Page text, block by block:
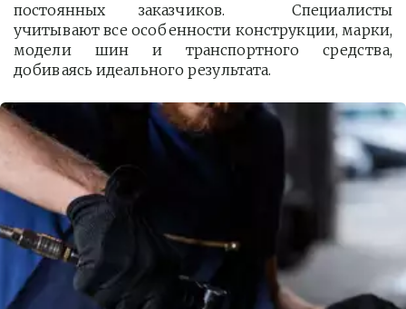
постоянных заказчиков. Специалисты
учитывают все особенности конструкции, марки,
модели шин и транспортного средства,
добиваясь идеального результата.